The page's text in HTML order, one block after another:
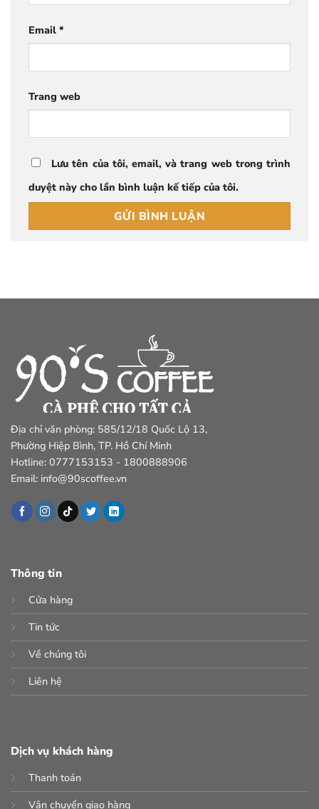
Email *
Trang web
Lưu tên của tôi, email, và trang web trong trình
duyệt này cho lần bình luận kế tiếp của tôi.
Địa chỉ văn phòng: 585/12/18 Quốc Lộ 13,
Phường Hiệp Bình, TP. Hồ Chí Minh
Hotline: 0777153153 - 1800888906
Email: info@90scoffee.vn
Thông tin
Cửa hàng
Tin tức
Về chúng tôi
Liên hệ
Dịch vụ khách hàng
Thanh toán
Vận chuyển giao hàng